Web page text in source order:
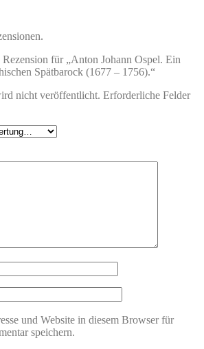
Rezension für „Anton Johann Ospel. Ein
Spätbarock (1677 – 1756).“
nicht veröffentlicht. Erforderliche Felder
und Website in diesem Browser für
speichern.